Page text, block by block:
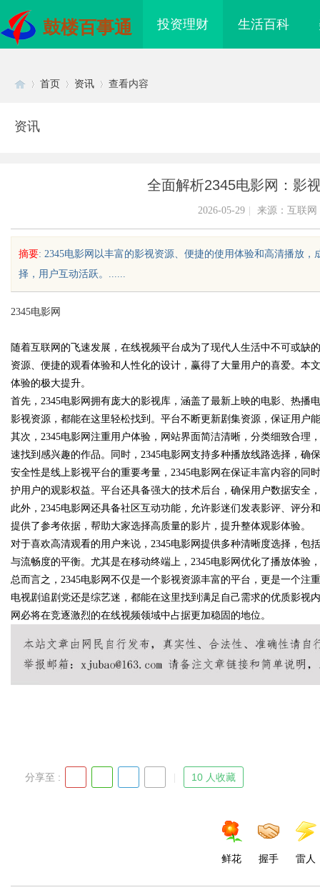
鼓楼百事通 投资理财 生活百科
uz
!
首页 资讯 查看内容
资讯
全面解析2345电影网：影
2026-05-29 来源：互联网
摘要: 2345电影网以丰富的影视资源、便捷的使用体验和高清播放
择，用户互动活跃。......
2345电影网
随着互联网的飞速发展，在线视频平台成为了现代人生活中不可或缺
资源、便捷的观看体验和人性化的设计，赢得了大量用户的喜爱。本
体验的极大提升。
首先，2345电影网拥有庞大的影视库，涵盖了最新上映的电影、热
影视资源，都能在这里轻松找到。平台不断更新剧集资源，保证用户
其次，2345电影网注重用户体验，网站界面简洁清晰，分类细致合
速找到感兴趣的作品。同时，2345电影网支持多种播放线路选择，确
安全性是线上影视平台的重要考量，2345电影网在保证丰富内容的
护用户的观影权益。平台还具备强大的技术后台，确保用户数据安全
此外，2345电影网还具备社区互动功能，允许影迷们发表影评、评
提供了参考依据，帮助大家选择高质量的影片，提升整体观影体验。
对于喜欢高清观看的用户来说，2345电影网提供多种清晰度选择，
与流畅度的平衡。尤其是在移动终端上，2345电影网优化了播放体验
总而言之，2345电影网不仅是一个影视资源丰富的平台，更是一个
电视剧追剧党还是综艺迷，都能在这里找到满足自己需求的优质影视
网必将在竞逐激烈的在线视频领域中占据更加稳固的地位。
分享至 : 10 人收藏
鲜花 握手 雷人
配眼镜
能的新选择